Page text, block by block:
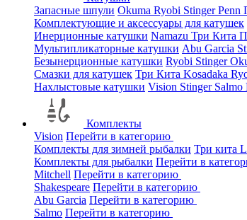
Запасные шпули Okuma Ryobi StingerPenn
Комплектующие и аксессуары для катушек
Инерционные катушки Namazu Три Кита
Мультипликаторные катушки Abu Garcia
Безынерционные катушки Ryobi Stinger
Смазки для катушек Три Кита Kosadaka
Нахлыстовые катушки Vision Stinger Salmo
Комплекты
Vision Перейти в категорию
Комплекты для зимней рыбалки Три кита
Комплекты для рыбалки Перейти в
Mitchell Перейти в категорию
Shakespeare Перейти в категорию
Abu Garcia Перейти в категорию
Salmo Перейти в категорию